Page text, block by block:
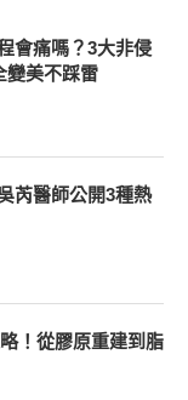
會痛嗎？3大非侵
變美不踩雷
芮醫師公開3種熱
！從膠原重建到脂